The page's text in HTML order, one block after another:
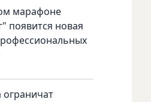
марафоне
появится новая
ограничат